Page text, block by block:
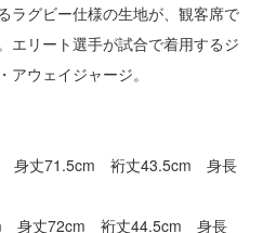
ラグビー仕様の生地が、観客席で
エリート選手が試合で着用するジ
ウェイジャージ。
身丈71.5cm 裄丈43.5cm 身長
身丈72cm 裄丈44.5cm 身長